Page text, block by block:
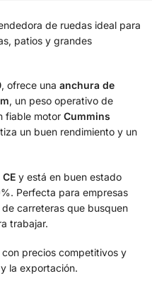
de ruedas ideal para
patios y grandes
, ofrece una anchura de
, un peso operativo de
fiable motor Cummins
un buen rendimiento y un
y está en buen estado
Perfecta para empresas
carreteras que busquen
trabajar.
con precios competitivos y
la exportación.